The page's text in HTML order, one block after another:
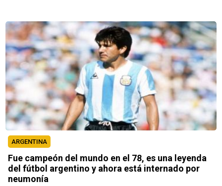
ARGENTINA
Fue campeón del mundo en el 78, es una leyenda
del fútbol argentino y ahora está internado por
neumonía